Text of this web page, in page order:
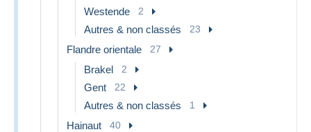
Westende 2
Autres & non classés 23
Flandre orientale 27
Brakel 2
Gent 22
Autres & non classés 1
Hainaut 40